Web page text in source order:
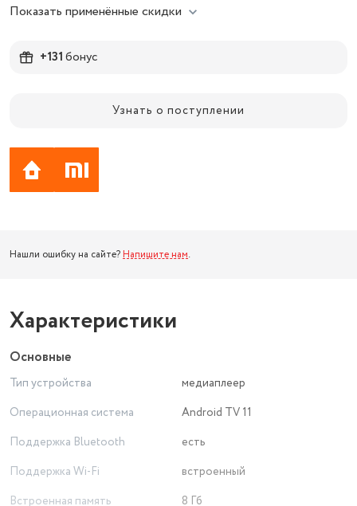
Показать применённые скидки
+131бонус
Узнать о поступлении
Нашли ошибку на сайте? Напишите нам.
Характеристики
Основные
Тип устройства
медиаплеер
Операционная система
Android TV 11
Поддержка Bluetooth
есть
Поддержка Wi-Fi
встроенный
Встроенная память
8 Гб